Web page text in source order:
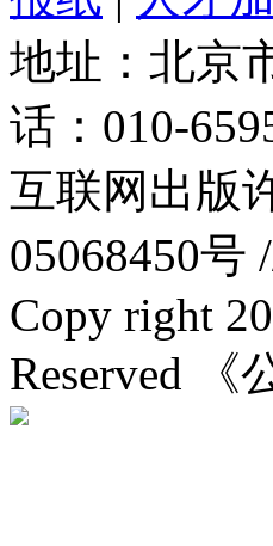
地址：北京
话：010-
互联网出版
05068450号
Copy right
Reserved